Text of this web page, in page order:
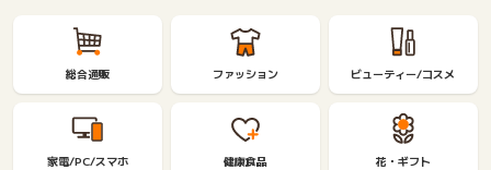
総合通販 ファッション ビューティー/コスメ
家電/PC/スマホ 健康食品 花・ギフト